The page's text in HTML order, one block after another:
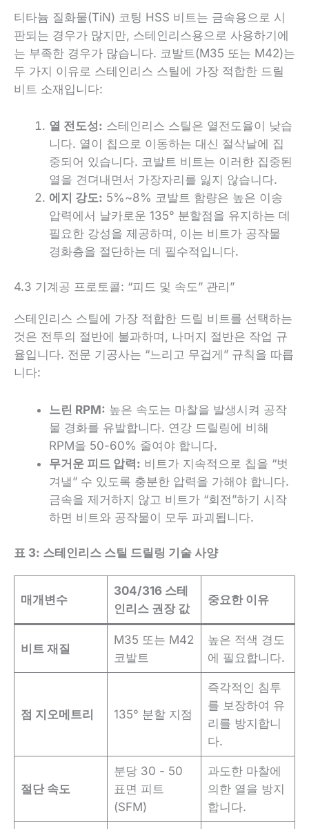
티타늄 질화물(TiN) 코팅 HSS 비트는 금속용으로 시
판되는 경우가 많지만, 스테인리스용으로 사용하기에
는 부족한 경우가 많습니다. 코발트(M35 또는 M42)는
두 가지 이유로 스테인리스 스틸에 가장 적합한 드릴
비트 소재입니다:
열 전도성: 스테인리스 스틸은 열전도율이 낮습
니다. 열이 칩으로 이동하는 대신 절삭날에 집
중되어 있습니다. 코발트 비트는 이러한 집중된
열을 견뎌내면서 가장자리를 잃지 않습니다.
에지 강도: 5%~8% 코발트 함량은 높은 이송
압력에서 날카로운 135° 분할점을 유지하는 데
필요한 강성을 제공하며, 이는 비트가 공작물
경화층을 절단하는 데 필수적입니다.
4.3 기계공 프로토콜: “피드 및 속도” 관리”
스테인리스 스틸에 가장 적합한 드릴 비트를 선택하는
것은 전투의 절반에 불과하며, 나머지 절반은 작업 규
율입니다. 전문 기공사는 “느리고 무겁게” 규칙을 따릅
니다:
느린 RPM: 높은 속도는 마찰을 발생시켜 공작
물 경화를 유발합니다. 연강 드릴링에 비해
RPM을 50-60% 줄여야 합니다.
무거운 피드 압력: 비트가 지속적으로 칩을 “벗
겨낼” 수 있도록 충분한 압력을 가해야 합니다.
금속을 제거하지 않고 비트가 “회전”하기 시작
하면 비트와 공작물이 모두 파괴됩니다.
표 3: 스테인리스 스틸 드릴링 기술 사양
매개변수
304/316 스테
인리스 권장 값
중요한 이유
비트 재질
M35 또는 M42
코발트
높은 적색 경도
에 필요합니다.
점 지오메트리 135° 분할 지점
즉각적인 침투
를 보장하여 유
리를 방지합니
다.
절단 속도
분당 30 - 50
표면 피트
(SFM)
과도한 마찰에
의한 열을 방지
합니다.